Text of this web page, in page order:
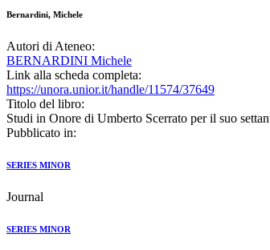
Bernardini, Michele
Autori di Ateneo:
BERNARDINI Michele
Link alla scheda completa:
https://unora.unior.it/handle/11574/37649
Titolo del libro:
Studi in Onore di Umberto Scerrato per il suo
Pubblicato in:
SERIES MINOR
Journal
SERIES MINOR